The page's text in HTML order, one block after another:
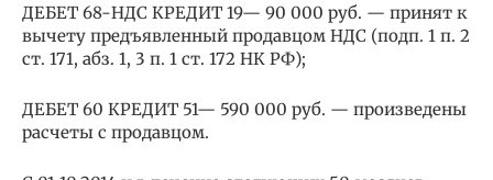
ДЕБЕТ 68-НДС КРЕДИТ 19— 90 000 руб. — принят к
вычету предъявленный продавцом НДС (подп. 1 п. 2
ст. 171, абз. 1, 3 п. 1 ст. 172 НК РФ);
ДЕБЕТ 60 КРЕДИТ 51— 590 000 руб. — произведены
расчеты с продавцом.